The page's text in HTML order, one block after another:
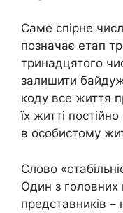
Саме спірне
позначає етап
тринадцятого
залишити
коду все життя
їх житті
в особистому
Слово
Один з головних
представників